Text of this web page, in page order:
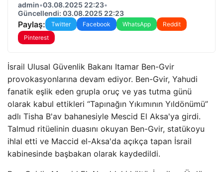
admin•03.08.2025 22:23•
Güncellendi: 03.08.2025 22:23
Paylaş: Twitter Facebook WhatsApp
Reddit
Pinterest
İsrail Ulusal Güvenlik Bakanı Itamar Ben-Gvir
provokasyonlarına devam ediyor. Ben-Gvir, Yahudi
fanatik eşlik eden grupla oruç ve yas tutma günü
olarak kabul ettikleri “Tapınağın Yıkımının Yıldönümü”
adlı Tisha B'av bahanesiyle Mescid El Aksa'ya girdi.
Talmud ritüelinin duasını okuyan Ben-Gvir, statükoyu
ihlal etti ve Maccid el-Aksa'da açıkça tapan İsrail
kabinesinde başbakan olarak kaydedildi.